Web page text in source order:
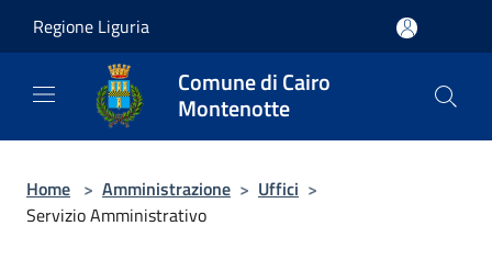
Regione Liguria
Comune di Cairo
Montenotte
Home > Amministrazione > Uffici >
Servizio Amministrativo